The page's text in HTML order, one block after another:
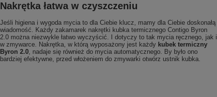
Nakrętka łatwa w czyszczeniu
Jeśli higiena i wygoda mycia to dla Ciebie klucz, mamy dla Ciebie doskonałą
wiadomość. Każdy zakamarek nakrętki kubka termicznego Contigo Byron
2.0 można niezwykle łatwo wyczyścić. I dotyczy to tak mycia ręcznego, jak i
w zmywarce. Nakrętka, w którą wyposażony jest każdy kubek termiczny
Byron 2.0, nadaje się również do mycia automatycznego. By było ono
bardziej efektywne, przed włożeniem do zmywarki otwórz ustnik kubka.